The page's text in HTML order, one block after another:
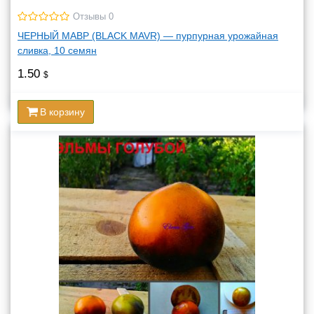
Отзывы 0
ЧЕРНЫЙ МАВР (BLACK MAVR) — пурпурная урожайная
сливка, 10 семян
1.50 $
В корзину